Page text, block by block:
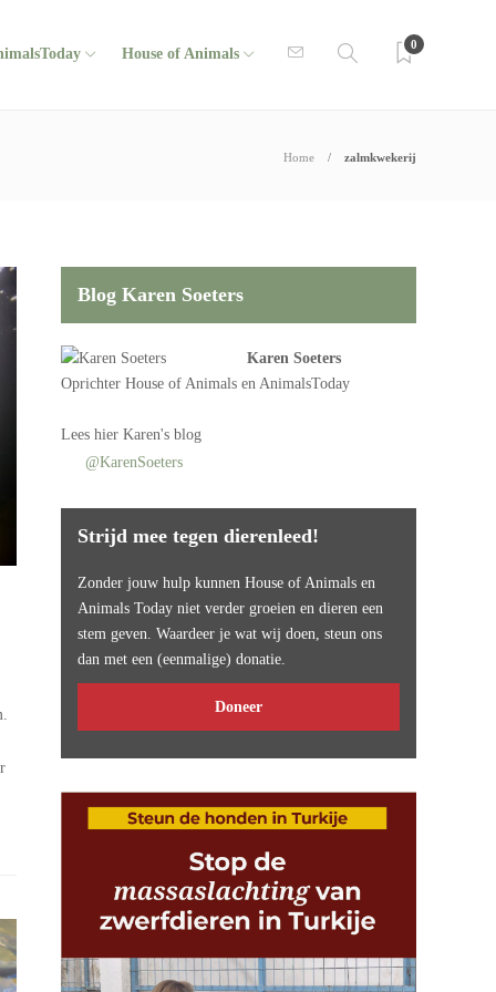
House of Animals
0
Home zalmkwekerij
Blog Karen Soeters
Karen Soeters
OprichterHouse of Animals en AnimalsToday
Leeshier Karen's blog
@KarenSoeters
Strijd mee tegen dierenleed!
Zonder jouw hulp kunnen House of Animals en
Animals Today niet verder groeien en dieren een
stem geven. Waardeer je wat wij doen, steun ons
dan met een (eenmalige) donatie.
Doneer